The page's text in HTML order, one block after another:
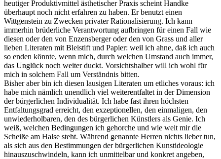
heutiger Produktivmittel ästhetischer Praxis scheint Handke
überhaupt noch nicht erfahren zu haben. Er benutzt einen
Wittgenstein zu Zwecken privater Rationalisierung. Ich kann
immerhin brüderliche Verantwortung aufbringen für einen Fall wie
diesen oder den von Enzensberger oder den von Grass und aller
lieben Literaten mit Bleistift und Papier: weil ich ahne, daß ich auch
so enden könnte, wenn mich, durch welchen Umstand auch immer,
das Unglück noch weiter duckt. Vorsichtshalber will ich wohl für
mich in solchem Fall um Verständnis bitten.
Bisher aber bin ich diesen lausigen Literaten um etliches voraus: ich
habe mich nämlich unendlich viel weiterentfaltet in der Dimension
der bürgerlichen Individualität. Ich habe fast ihren höchsten
Entfaltungsgrad erreicht, den exzeptionellen, den einmaligen, den
unwiederholbaren, den des bürgerlichen Künstlers als Genie. Ich
weiß, welchen Bedingungen ich gehorche und wie weit mir die
Scheiße am Halse steht. Während genannte Herren nichts lieber tun,
als sich aus den Bestimmungen der bürgerlichen Kunstideologie
hinauszuschwindeln, kann ich unmittelbar und konkret angeben,